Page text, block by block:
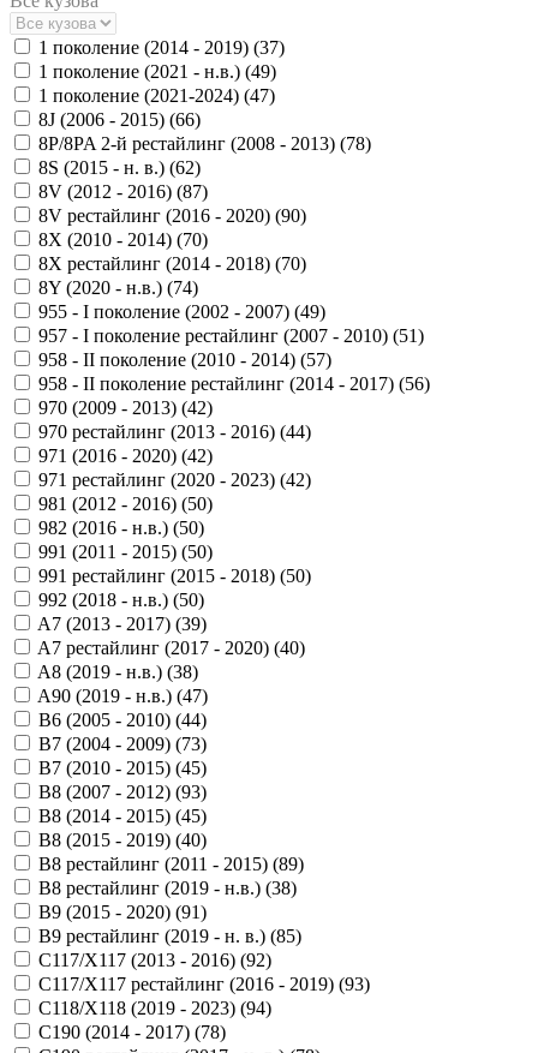
1 поколение (2014 - 2019) (37)
1 поколение (2021 - н.в.) (49)
1 поколение (2021-2024) (47)
8J (2006 - 2015) (66)
8P/8PA 2-й рестайлинг (2008 - 2013) (78)
8S (2015 - н. в.) (62)
8V (2012 - 2016) (87)
8V рестайлинг (2016 - 2020) (90)
8X (2010 - 2014) (70)
8X рестайлинг (2014 - 2018) (70)
8Y (2020 - н.в.) (74)
955 - I поколение (2002 - 2007) (49)
957 - I поколение рестайлинг (2007 - 2010) (51)
958 - II поколение (2010 - 2014) (57)
958 - II поколение рестайлинг (2014 - 2017) (56)
970 (2009 - 2013) (42)
970 рестайлинг (2013 - 2016) (44)
971 (2016 - 2020) (42)
971 рестайлинг (2020 - 2023) (42)
981 (2012 - 2016) (50)
982 (2016 - н.в.) (50)
991 (2011 - 2015) (50)
991 рестайлинг (2015 - 2018) (50)
992 (2018 - н.в.) (50)
A7 (2013 - 2017) (39)
A7 рестайлинг (2017 - 2020) (40)
A8 (2019 - н.в.) (38)
A90 (2019 - н.в.) (47)
B6 (2005 - 2010) (44)
B7 (2004 - 2009) (73)
B7 (2010 - 2015) (45)
B8 (2007 - 2012) (93)
B8 (2014 - 2015) (45)
B8 (2015 - 2019) (40)
B8 рестайлинг (2011 - 2015) (89)
B8 рестайлинг (2019 - н.в.) (38)
B9 (2015 - 2020) (91)
B9 рестайлинг (2019 - н. в.) (85)
C117/X117 (2013 - 2016) (92)
C117/X117 рестайлинг (2016 - 2019) (93)
C118/X118 (2019 - 2023) (94)
C190 (2014 - 2017) (78)